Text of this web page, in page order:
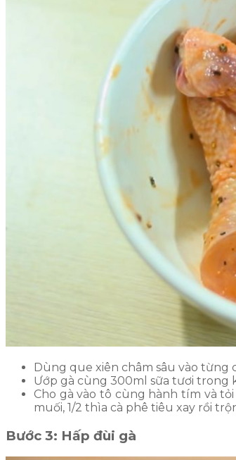
Dùng que xiên châm sâu vào từng
Ướp gà cùng 300ml sữa tươi trong
Cho gà vào tô cùng hành tím và
muối, 1/2 thìa cà phê tiêu xay rồi
Bước 3: Hấp đùi gà